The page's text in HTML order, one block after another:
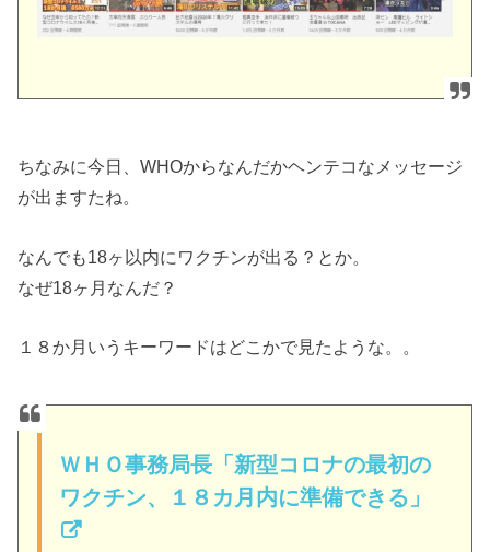
ちなみに今日、WHOからなんだかヘンテコなメッセージ
が出ますたね。
なんでも18ヶ以内にワクチンが出る？とか。
なぜ18ヶ月なんだ？
１８か月いうキーワードはどこかで見たような。。
ＷＨＯ事務局長「新型コロナの最初の
ワクチン、１８カ月内に準備できる」